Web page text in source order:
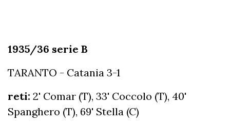
1935/36 serie B
TARANTO - Catania 3-1
reti: 2' Comar (T), 33' Coccolo (T), 40'
Spanghero (T), 69' Stella (C)